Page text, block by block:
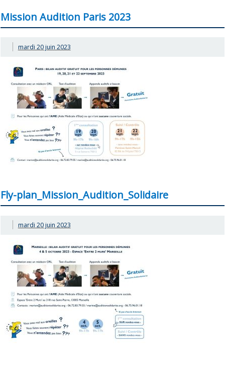
Mission Audition Paris 2023
mardi 20 juin 2023
Fly-plan_Mission_Audition_Solidaire
mardi 20 juin 2023